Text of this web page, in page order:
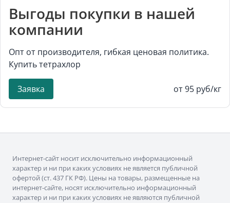
Выгоды покупки в нашей
компании
Опт от производителя, гибкая ценовая политика.
Купить тетрахлор
Заявка от 95 руб/кг
Интернет-сайт носит исключительно информационный
характер и ни при каких условиях не является публичной
офертой (ст. 437 ГК РФ). Цены на товары, размещенные на
интернет-сайте, носят исключительно информационный
характер и ни при каких условиях не являются публичной